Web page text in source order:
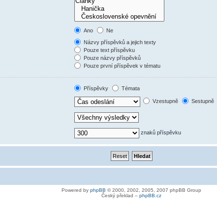
Ano
Ne
Názvy příspěvků a jejich texty
Pouze text příspěvku
Pouze názvy příspěvků
Pouze první příspěvek v tématu
Příspěvky
Témata
Vzestupně Sestupně
znaků příspěvku
Powered by phpBB © 2000, 2002, 2005, 2007 phpBB Group
Český překlad – phpBB.cz